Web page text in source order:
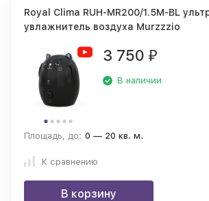
Royal Clima RUH-MR200/1.5M-BL
увлажнитель воздуха Murzzzio
3 750 ₽
В наличии
Площадь, до: 0 — 20 кв. м.
К сравнению
В корзину